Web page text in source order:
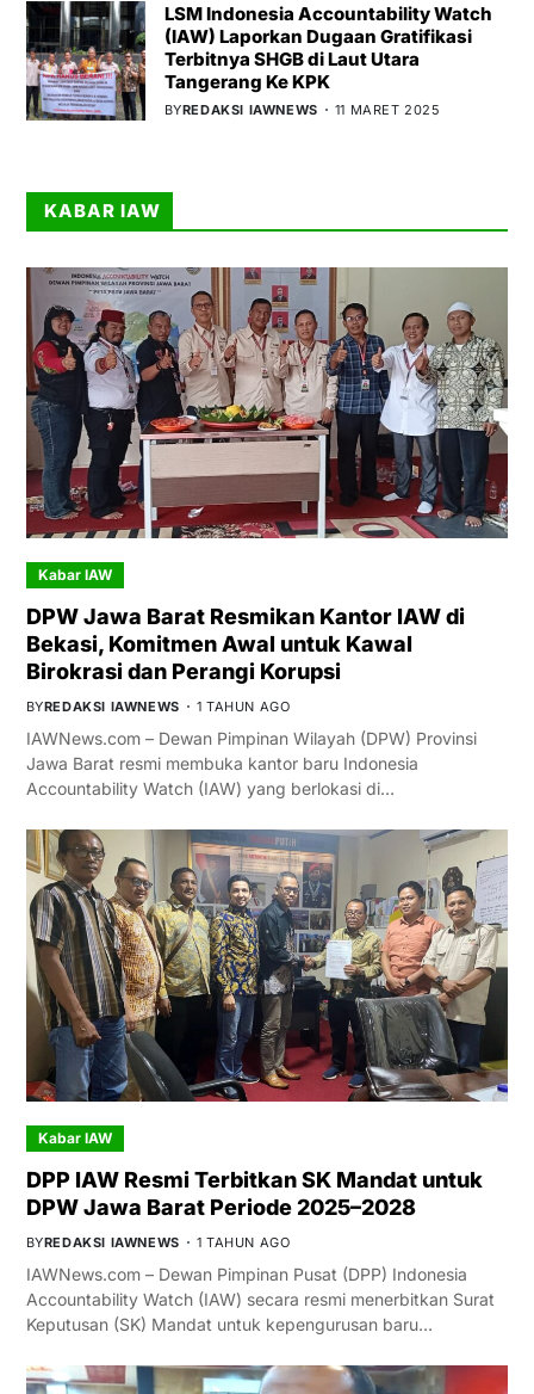
LSM Indonesia Accountability Watch
(IAW) Laporkan Dugaan Gratifikasi
Terbitnya SHGB di Laut Utara
Tangerang Ke KPK
BYREDAKSI IAWNEWS 11 MARET 2025
KABAR IAW
Kabar IAW
DPW Jawa Barat Resmikan Kantor IAW di
Bekasi, Komitmen Awal untuk Kawal
Birokrasi dan Perangi Korupsi
BYREDAKSI IAWNEWS 1 TAHUN AGO
IAWNews.com – Dewan Pimpinan Wilayah (DPW) Provinsi
Jawa Barat resmi membuka kantor baru Indonesia
Accountability Watch (IAW) yang berlokasi di…
Kabar IAW
DPP IAW Resmi Terbitkan SK Mandat untuk
DPW Jawa Barat Periode 2025–2028
BYREDAKSI IAWNEWS 1 TAHUN AGO
IAWNews.com – Dewan Pimpinan Pusat (DPP) Indonesia
Accountability Watch (IAW) secara resmi menerbitkan Surat
Keputusan (SK) Mandat untuk kepengurusan baru…